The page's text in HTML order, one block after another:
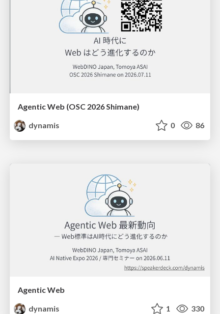
Agentic Web (OSC 2026 Shimane)
dynamis
0 86
Agentic Web
dynamis
1 330